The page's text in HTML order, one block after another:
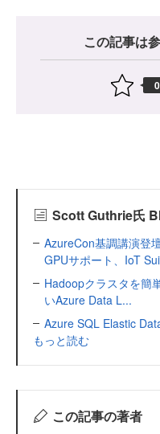
この記事は
0
Scott Guthrie氏
AzureCon基調講演登
GPUサポート、IoT
Hadoopクラスタを簡
いAzure Data L...
Azure SQL Elastic
もっと読む
この記事の著者